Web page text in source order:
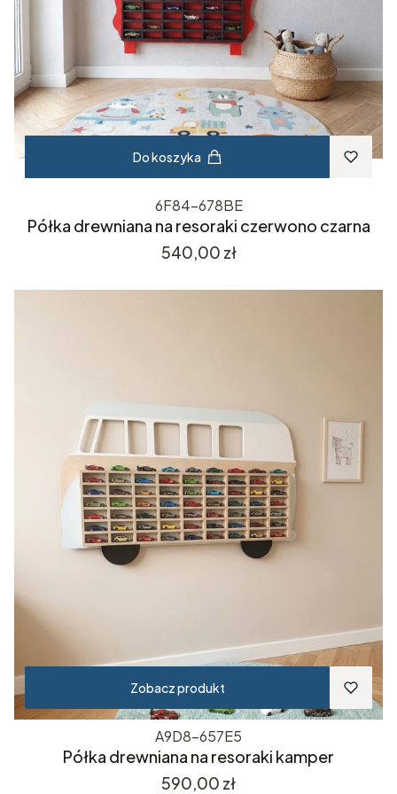
Do koszyka
6F84-678BE
Półka drewniana na resoraki czerwono czarna
Cena
540,00 zł
Zobacz produkt
A9D8-657E5
Półka drewniana na resoraki kamper
Cena
590,00 zł